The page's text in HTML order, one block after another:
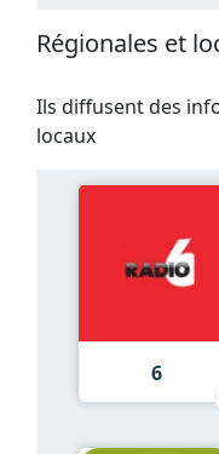
Régionales et
Ils diffusent des
locaux
6